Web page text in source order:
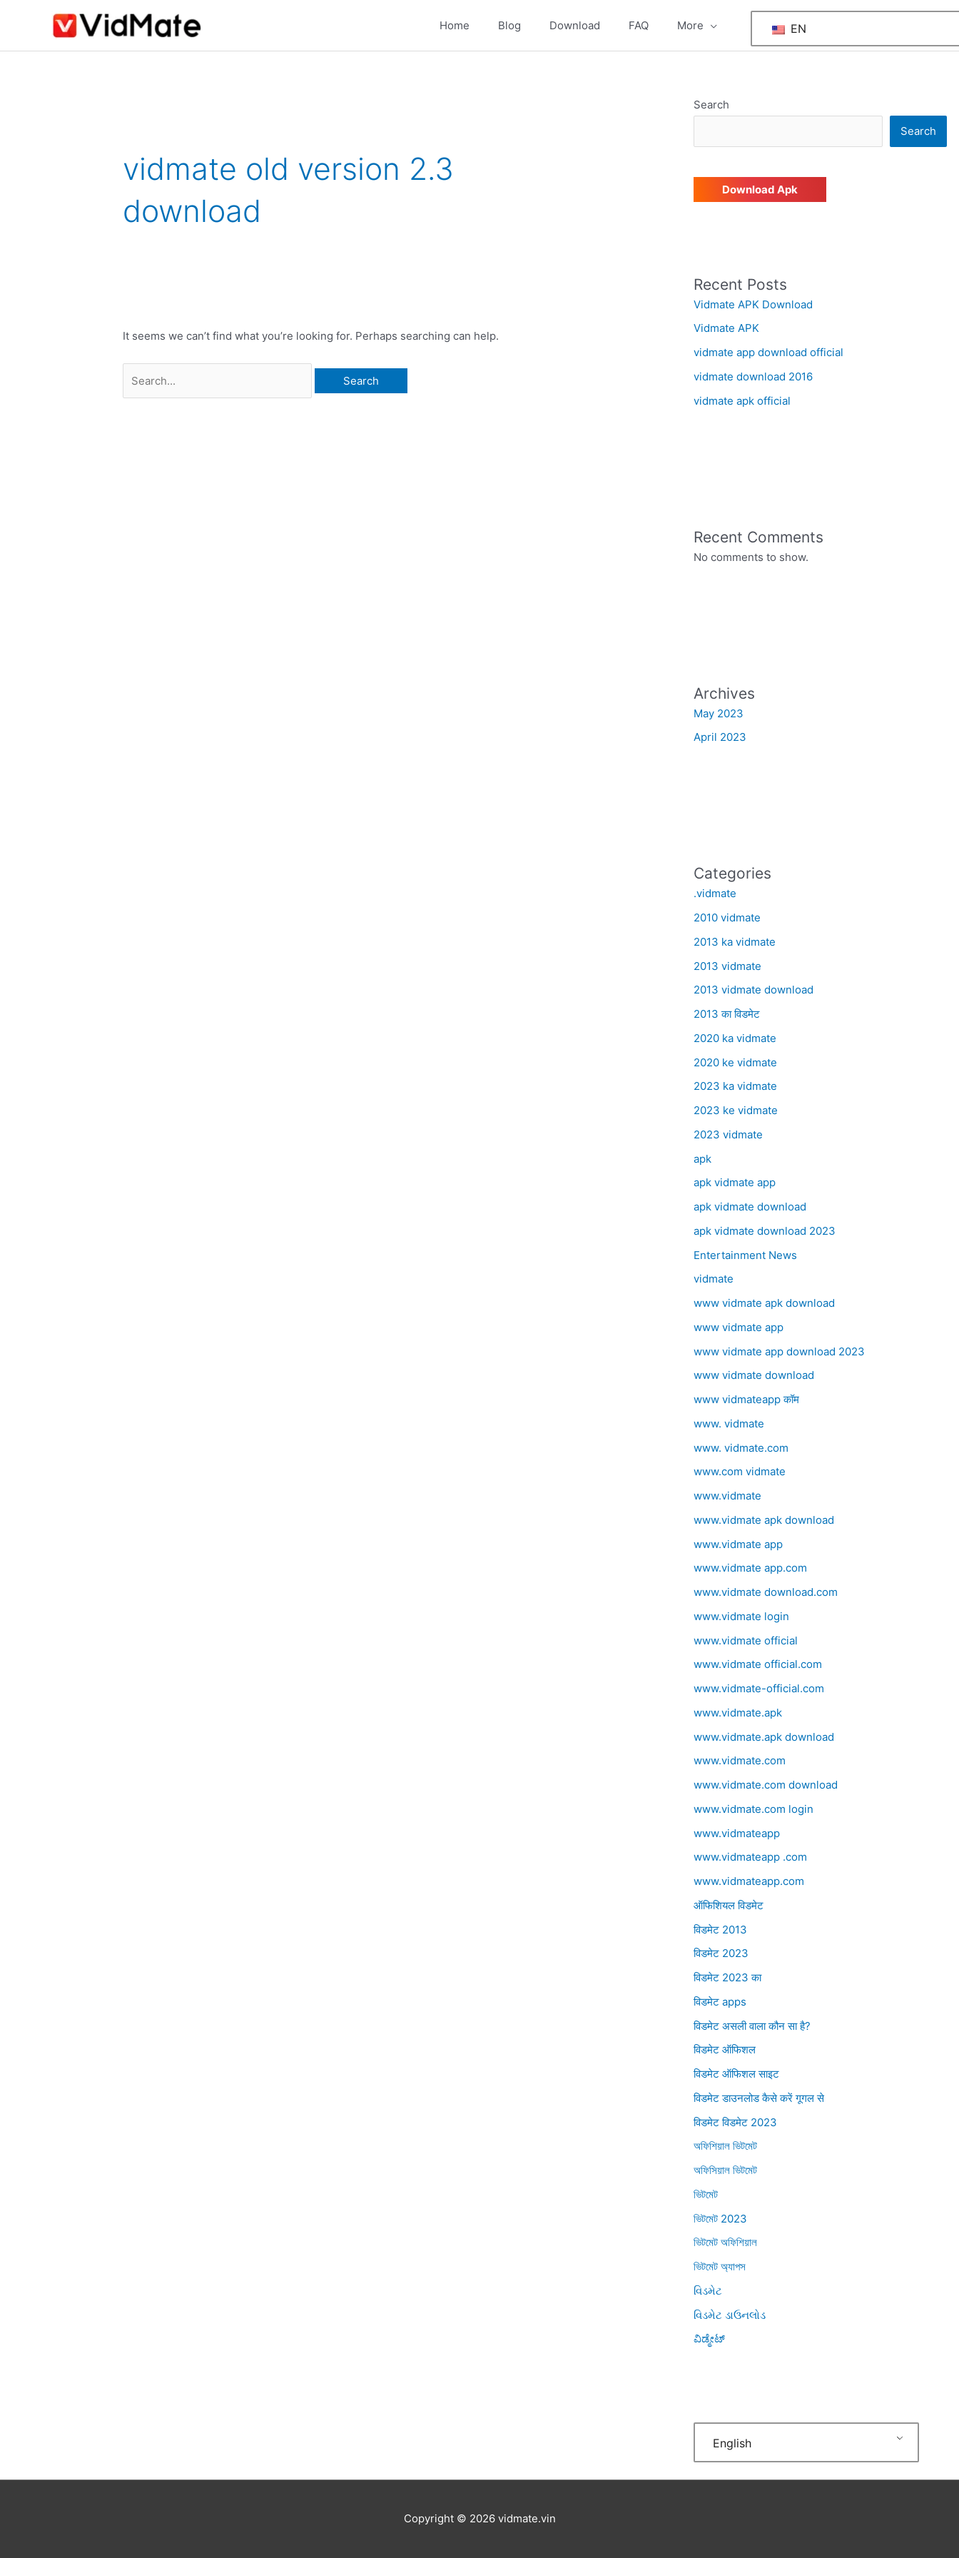
Home Blog Download FAQ More EN
vidmate old version 2.3
download
It seems we can’t find what you’re looking for. Perhaps searching can help.
Search
Search
Download Apk
Recent Posts
Vidmate APK Download
Vidmate APK
vidmate app download official
vidmate download 2016
vidmate apk official
Recent Comments
No comments to show.
Archives
May 2023
April 2023
Categories
.vidmate
2010 vidmate
2013 ka vidmate
2013 vidmate
2013 vidmate download
2013 का विडमेट
2020 ka vidmate
2020 ke vidmate
2023 ka vidmate
2023 ke vidmate
2023 vidmate
apk
apk vidmate app
apk vidmate download
apk vidmate download 2023
Entertainment News
vidmate
www vidmate apk download
www vidmate app
www vidmate app download 2023
www vidmate download
www vidmateapp कॉम
www. vidmate
www. vidmate.com
www.com vidmate
www.vidmate
www.vidmate apk download
www.vidmate app
www.vidmate app.com
www.vidmate download.com
www.vidmate login
www.vidmate official
www.vidmate official.com
www.vidmate-official.com
www.vidmate.apk
www.vidmate.apk download
www.vidmate.com
www.vidmate.com download
www.vidmate.com login
www.vidmateapp
www.vidmateapp .com
www.vidmateapp.com
ऑफिशियल विडमेट
विडमेट 2013
विडमेट 2023
विडमेट 2023 का
विडमेट apps
विडमेट असली वाला कौन सा है?
विडमेट ऑफिशल
विडमेट ऑफिशल साइट
विडमेट डाउनलोड कैसे करें गूगल से
विडमेट विडमेट 2023
অফিশিয়াল ভিটমেট
অফিসিয়াল ভিটমেট
ভিটমেট
ভিটমেট 2023
ভিটমেট অফিশিয়াল
ভিটমেট অ্যাপস
વિડમેટ
વિડમેટ ડાઉનલોડ
ವಿಡ್ಮೇಟ್
English
Copyright © 2026 vidmate.vin